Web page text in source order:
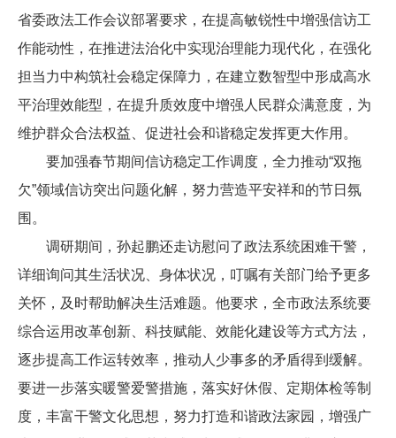
省委政法工作会议部署要求，在提高敏锐性中增强信访工
作能动性，在推进法治化中实现治理能力现代化，在强化
担当力中构筑社会稳定保障力，在建立数智型中形成高水
平治理效能型，在提升质效度中增强人民群众满意度，为
维护群众合法权益、促进社会和谐稳定发挥更大作用。
要加强春节期间信访稳定工作调度，全力推动“双拖
欠”领域信访突出问题化解，努力营造平安祥和的节日氛
围。
调研期间，孙起鹏还走访慰问了政法系统困难干警，
详细询问其生活状况、身体状况，叮嘱有关部门给予更多
关怀，及时帮助解决生活难题。他要求，全市政法系统要
综合运用改革创新、科技赋能、效能化建设等方式方法，
逐步提高工作运转效率，推动人少事多的矛盾得到缓解。
要进一步落实暖警爱警措施，落实好休假、定期体检等制
度，丰富干警文化思想，努力打造和谐政法家园，增强广